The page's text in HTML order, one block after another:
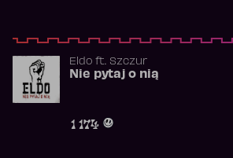
Eldoft. Szczur
Nie pytaj o nią
1 174